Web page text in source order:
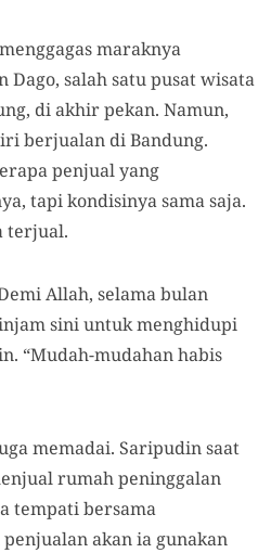
maraknya
Dago, salah satu pusat wisata
di akhir pekan. Namun,
berjualan di Bandung.
penjual yang
tapi kondisinya sama saja.
terjual.
Allah, selama bulan
sini untuk menghidupi
“Mudah-mudahan habis
memadai. Saripudin saat
rumah peninggalan
tempati bersama
akan ia gunakan